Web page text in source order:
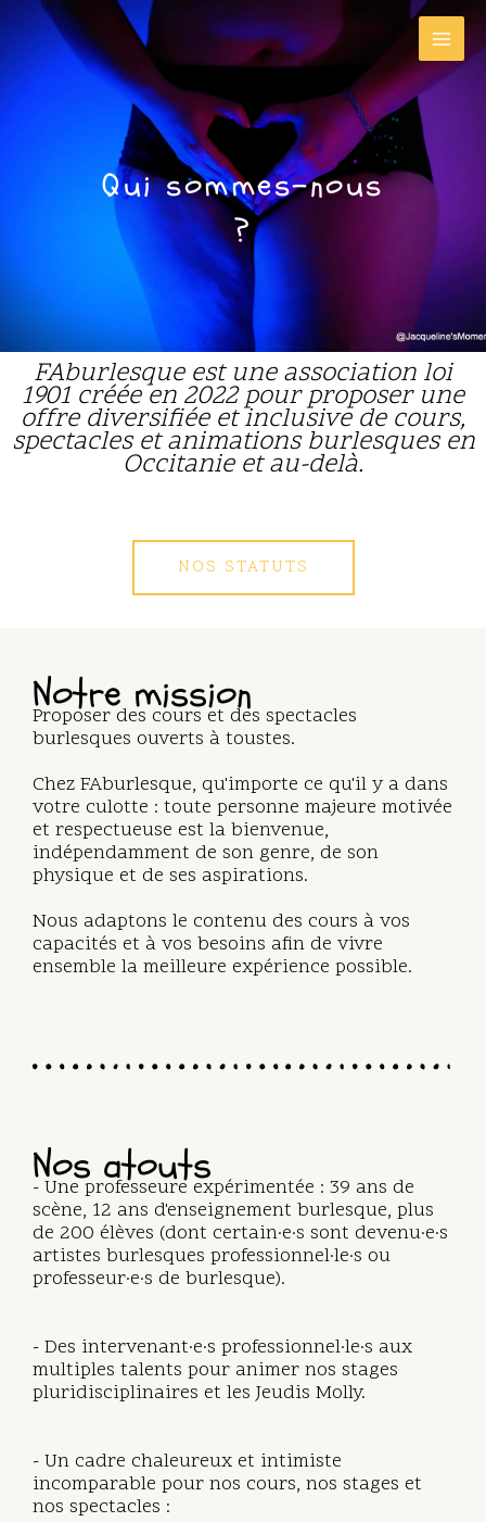
Aller
contenu
Qui sommes-nous
?
FAburlesque est une association loi
1901 créée en 2022pour proposer une
offre diversifiée et inclusive de cours,
spectacles et animations burlesques en
Occitanie et au-delà.
NOS STATUTS
Notre mission
Proposer des cours et des spectacles
burlesques ouverts à toustes.
Chez FAburlesque, qu'importe ce qu'il y a dans
votre culotte : toute personne majeure motivée
et respectueuse est la bienvenue,
indépendamment de son genre, de son
physique et de ses aspirations.
Nous adaptons le contenu des cours à vos
capacités et à vos besoins afin de vivre
ensemble la meilleure expérience possible.
Nos atouts
- Une professeure expérimentée : 39 ans de
scène, 12 ans d'enseignement burlesque, plus
de 200 élèves (dont certain·e·s sont devenu·e·s
artistes burlesques professionnel·le·s ou
professeur·e·s de burlesque).
- Des intervenant·e·s professionnel·le·s aux
multiples talents pour animer nos stages
pluridisciplinaires et les Jeudis Molly.
- Un cadre chaleureux et intimiste
incomparable pour nos cours, nos stages et
nos spectacles :